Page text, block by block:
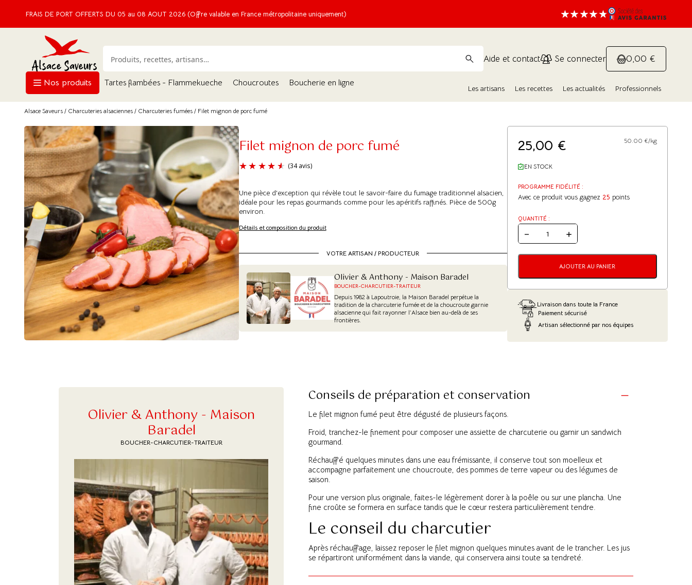
FRAIS DE PORT OFFERTS DU 05 au 08 AOUT 2026 (Offre valable en France métropolitaine uniquement)
Aide et contact Se connecter 0,00 €
Nos produits Tartes flambées - Flammekueche Choucroutes Boucherie en ligne
Les artisans Les recettes Les actualités Professionnels
Alsace Saveurs / Charcuteries alsaciennes / Charcuteries fumées / Filet mignon de porc fumé
Filet mignon de porc fumé
(34 avis)
Une pièce d'exception qui révèle tout le savoir-faire du fumage traditionnel alsacien,
idéale pour les repas gourmands comme pour les apéritifs raffinés. Pièce de 500g
environ.
Détails et composition du produit
VOTRE ARTISAN / PRODUCTEUR
Olivier & Anthony - Maison Baradel
BOUCHER-CHARCUTIER-TRAITEUR
Depuis 1982 à Lapoutroie, la Maison Baradel perpétue la
tradition de la charcuterie fumée et de la choucroute garnie
alsacienne qui fait rayonner l’Alsace bien au-delà de ses
frontières.
25,00 € 50.00 €/kg
EN STOCK
PROGRAMME FIDÉLITÉ :
Avec ce produit vous gagnez 25 points
QUANTITÉ :
QUANTITÉ
DE
MIGNON
FUMÉ
AJOUTER AU PANIER
Livraison dans toute la France
Paiement sécurisé
Artisan sélectionné par nos équipes
Olivier & Anthony - Maison
Baradel
BOUCHER-CHARCUTIER-TRAITEUR
Conseils de préparation et conservation
Le filet mignon fumé peut être dégusté de plusieurs façons.
Froid, tranchez-le finement pour composer une assiette de charcuterie ou garnir un sandwich
gourmand.
Réchauffé quelques minutes dans une eau frémissante, il conserve tout son moelleux et
accompagne parfaitement une choucroute, des pommes de terre vapeur ou des légumes de
saison.
Pour une version plus originale, faites-le légèrement dorer à la poêle ou sur une plancha. Une
fine croûte se formera en surface tandis que le cœur restera particulièrement tendre.
Le conseil du charcutier
Après réchauffage, laissez reposer le filet mignon quelques minutes avant de le trancher. Les jus
se répartiront uniformément dans la viande, qui conservera ainsi toute sa tendreté.